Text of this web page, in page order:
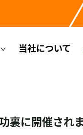
当社について
裏に開催され